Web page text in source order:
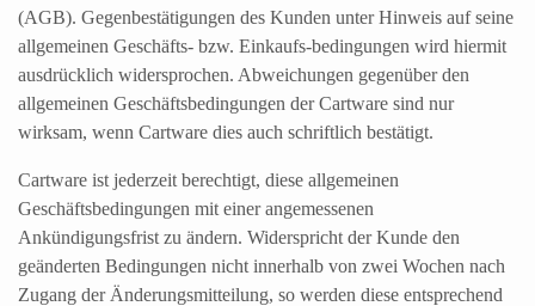
(AGB). Gegenbestätigungen des Kunden unter Hinweis auf seine
allgemeinen Geschäfts- bzw. Einkaufs-bedingungen wird hiermit
ausdrücklich widersprochen. Abweichungen gegenüber den
allgemeinen Geschäftsbedingungen der Cartware sind nur
wirksam, wenn Cartware dies auch schriftlich bestätigt.
Cartware ist jederzeit berechtigt, diese allgemeinen
Geschäftsbedingungen mit einer angemessenen
Ankündigungsfrist zu ändern. Widerspricht der Kunde den
geänderten Bedingungen nicht innerhalb von zwei Wochen nach
Zugang der Änderungsmitteilung, so werden diese entsprechend